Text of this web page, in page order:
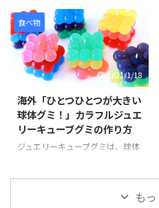
を見てみましょう。 引用元：
https://www.you ...
るミックス粉シリーズのひとつ
で、材料の準備がバターのみで作
ることができます。 バターは室
温に戻すか、電子レンジを使って
やわらかくすることができます。
また混ぜて生地をまとめて、冷や
して形を作る工程は、クッキー作
りとほぼ同じで、混ぜる材料が少
ない分もっと簡単にできそうで
す。 そんな「スノーボール・シ
ョコラ」の様子を見てみましょ
食べ物
2021/1/18
海外「ひとつひとつが大きい
球体グミ！」カラフルジュエ
リーキューブグミの作り方
ジュエリーキューブグミは、球体
大きさがかなり大きいのでどうやも